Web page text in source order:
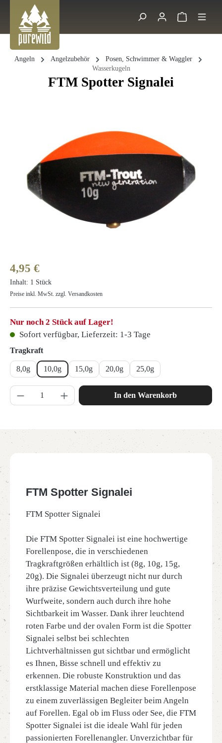
Zum Hauptinhalt springen
Suche
Angeln Angelzubehör
Posen, Schwimmer & Waggler
Wasserkugeln
FTM Spotter Signalei
Regulärer Preis:
4,95 €
Inhalt: 1 Stück
Preise inkl. MwSt. zzgl. Versandkosten
Nur noch 2 Stück auf Lager!
Sofort verfügbar, Lieferzeit: 1-3 Tage
Tragkraftauswählen
8,0g 10,0g 15,0g 20,0g 25,0g
Produkt Anzahl: Gib den gewünschten Wert
In den Warenkorb
FTM Spotter Signalei
FTM Spotter Signalei
Die FTM Spotter Signalei ist eine hochwertige
Forellenpose, die in verschiedenen
Tragkraftgrößen erhältlich ist (8g, 10g, 15g,
20g). Die Signalei überzeugt nicht nur durch
ihre präzise Gewichtsverteilung und gute
Wurfweite, sondern auch durch ihre hohe
Sichtbarkeit im Wasser. Dank ihrer leuchtend
roten Farbe und der ovalen Form ist die Spotter
Signalei selbst bei schlechten
Lichtverhältnissen gut sichtbar und ermöglicht
es Ihnen, Bisse schnell und effektiv zu
erkennen. Die robuste Konstruktion und das
erstklassige Material machen diese Forellenpose
zu einem zuverlässigen Begleiter beim Angeln
auf Forellen. Egal ob im Fluss oder See, die FTM
Spotter Signalei ist die ideale Wahl für jeden
passionierten Forellenangler. Unverzichtbar für